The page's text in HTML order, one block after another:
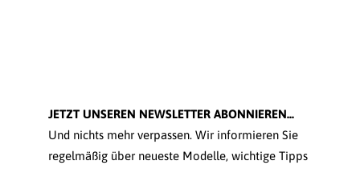
JETZT UNSEREN NEWSLETTER ABONNIEREN...
Und nichts mehr verpassen. Wir informieren Sie
regelmäßig über neueste Modelle, wichtige Tipps